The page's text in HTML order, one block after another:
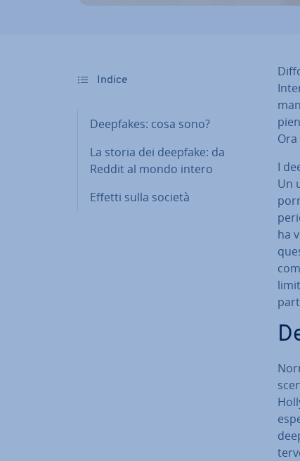
Indice
Deepfakes: cosa sono?
La storia dei deepfake: da
Reddit al mondo intero
Effetti sulla società
I
Un
ha